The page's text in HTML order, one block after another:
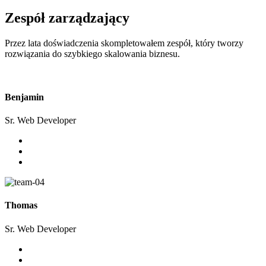
Zespół zarządzający
Przez lata doświadczenia skompletowałem zespół, który tworzy
rozwiązania do szybkiego skalowania biznesu.
Benjamin
Sr. Web Developer
Thomas
Sr. Web Developer